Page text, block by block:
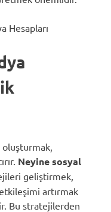
oluşturmak,
Neyine sosyal
geliştirmek,
artırmak
Bu stratejilerden